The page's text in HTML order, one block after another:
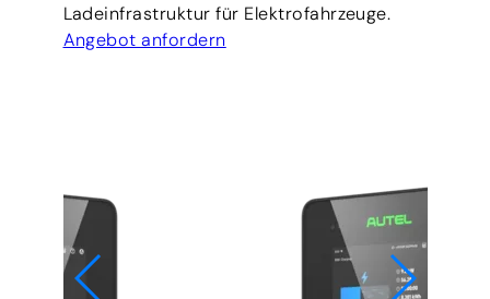
Ladeinfrastruktur für Elektrofahrzeuge.
Angebot anfordern